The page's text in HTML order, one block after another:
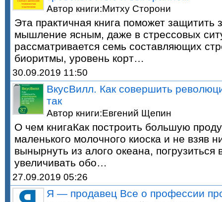
Автор книги:Митху Сторони
Эта практичная книга поможет защитить
мышление ясным, даже в стрессовых
рассматривается семь составляющих
биоритмы, уровень корт…
30.09.2019 11:50
ВкусВилл. Как совершить
так
Автор книги:Евгений Щепин
О чем книгаКак построить большую
маленького молочного киоска и не взяв
вынырнуть из алого океана, погрузиться
увеличивать обо…
27.09.2019 05:26
Я — продавец Все о профессии